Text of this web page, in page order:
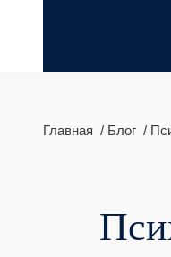
Главная Блог